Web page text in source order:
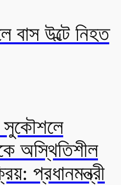
বাস উল্টে নিহত
সুকৌশলে
অস্থিতিশীল
প্রধানমন্ত্রী